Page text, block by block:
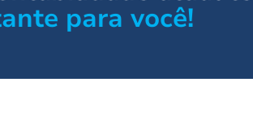
para você!